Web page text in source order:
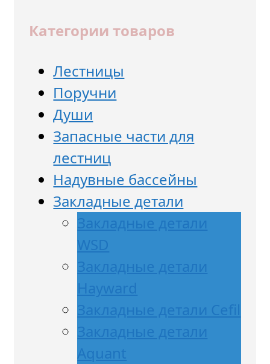
Категории товаров
Лестницы
Поручни
Души
Запасные части для
лестниц
Надувные бассейны
Закладные детали
Закладные детали
WSD
Закладные детали
Hayward
Закладные детали Cefil
Закладные детали
Aquant